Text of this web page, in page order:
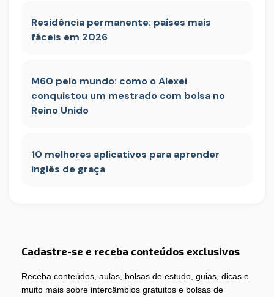
Residência permanente: países mais
fáceis em 2026
M60 pelo mundo: como o Alexei
conquistou um mestrado com bolsa no
Reino Unido
10 melhores aplicativos para aprender
inglês de graça
Cadastre-se e receba conteúdos exclusivos
Receba conteúdos, aulas, bolsas de estudo, guias, dicas e
muito mais sobre intercâmbios gratuitos e bolsas de